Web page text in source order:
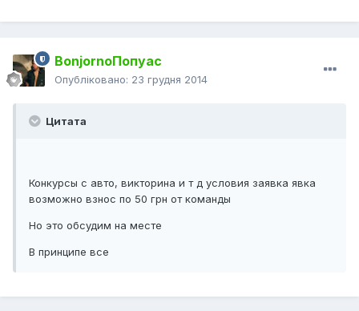
BonjornoПопуас
Опубліковано: 23 грудня 2014
Цитата
Конкурсы с авто, викторина и т д условия заявка явка
возможно взнос по 50 грн от команды
Но это обсудим на месте
В принципе все